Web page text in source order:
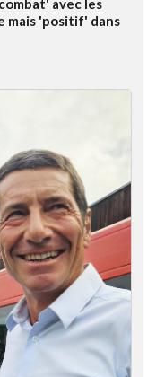
avec les
mais 'positif' dans